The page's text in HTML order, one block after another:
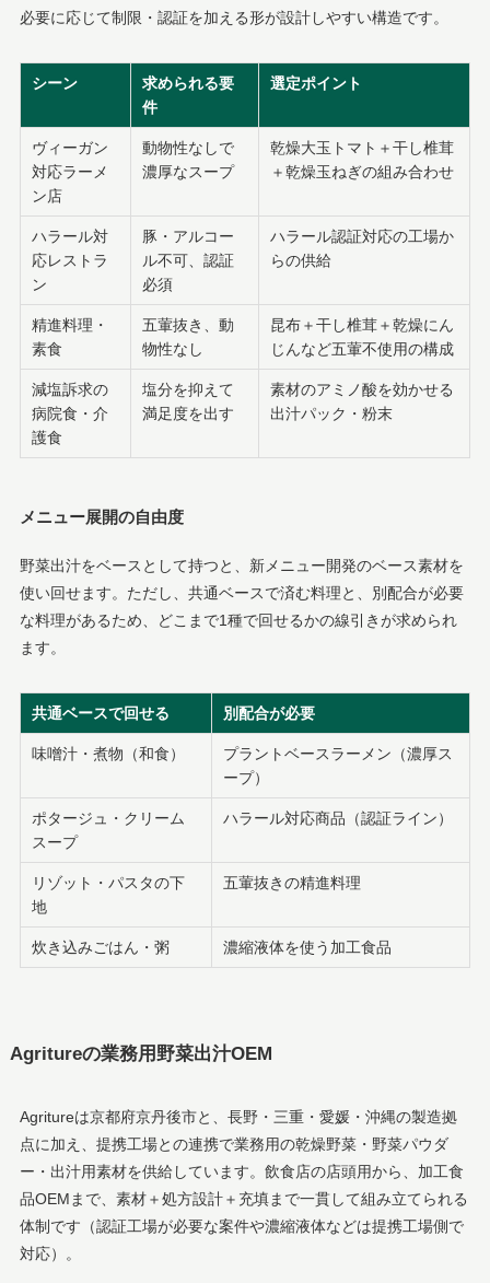
必要に応じて制限・認証を加える形が設計しやすい構造です。
シーン
求められる要
件
選定ポイント
ヴィーガン
対応ラーメ
ン店
動物性なしで
濃厚なスープ
乾燥大玉トマト＋干し椎茸
＋乾燥玉ねぎの組み合わせ
ハラール対
応レストラ
ン
豚・アルコー
ル不可、認証
必須
ハラール認証対応の工場か
らの供給
精進料理・
素食
五葷抜き、動
物性なし
昆布＋干し椎茸＋乾燥にん
じんなど五葷不使用の構成
減塩訴求の
病院食・介
護食
塩分を抑えて
満足度を出す
素材のアミノ酸を効かせる
出汁パック・粉末
メニュー展開の自由度
野菜出汁をベースとして持つと、新メニュー開発のベース素材を
使い回せます。ただし、共通ベースで済む料理と、別配合が必要
な料理があるため、どこまで1種で回せるかの線引きが求められ
ます。
共通ベースで回せる 別配合が必要
味噌汁・煮物（和食）
プラントベースラーメン（濃厚ス
ープ）
ポタージュ・クリーム
スープ
ハラール対応商品（認証ライン）
リゾット・パスタの下
地
五葷抜きの精進料理
炊き込みごはん・粥 濃縮液体を使う加工食品
Agritureの業務用野菜出汁OEM
Agritureは京都府京丹後市と、長野・三重・愛媛・沖縄の製造拠
点に加え、提携工場との連携で業務用の乾燥野菜・野菜パウダ
ー・出汁用素材を供給しています。飲食店の店頭用から、加工食
品OEMまで、素材＋処方設計＋充填まで一貫して組み立てられる
体制です（認証工場が必要な案件や濃縮液体などは提携工場側で
対応）。